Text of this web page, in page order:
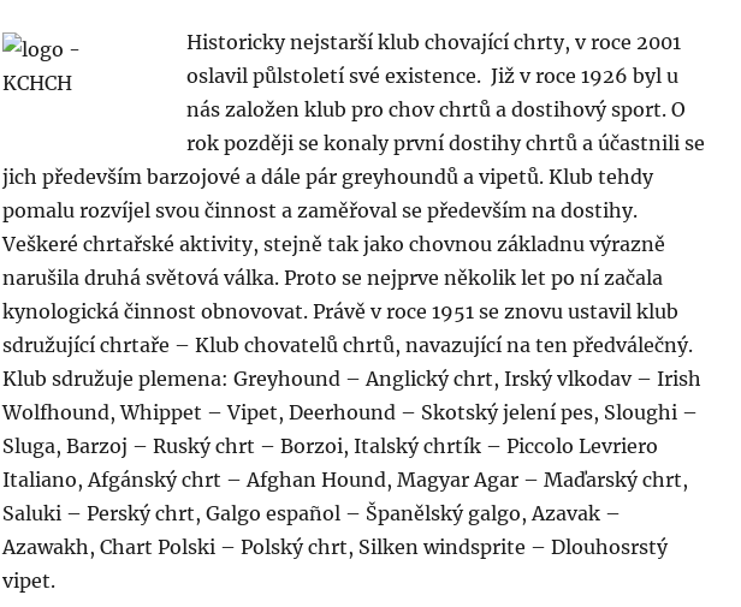
Historicky nejstarší klub chovající chrty, v roce 2001
oslavil půlstoletí své existence. Již v roce 1926 byl u
nás založen klub pro chov chrtů a dostihový sport. O
rok později se konaly první dostihy chrtů a účastnili se
jich především barzojové a dále pár greyhoundů a vipetů. Klub tehdy
pomalu rozvíjel svou činnost a zaměřoval se především na dostihy.
Veškeré chrtařské aktivity, stejně tak jako chovnou základnu výrazně
narušila druhá světová válka. Proto se nejprve několik let po ní začala
kynologická činnost obnovovat. Právě v roce 1951 se znovu ustavil klub
sdružující chrtaře – Klub chovatelů chrtů, navazující na ten předválečný.
Klub sdružuje plemena: Greyhound – Anglický chrt, Irský vlkodav – Irish
Wolfhound, Whippet – Vipet, Deerhound – Skotský jelení pes, Sloughi –
Sluga, Barzoj – Ruský chrt – Borzoi, Italský chrtík – Piccolo Levriero
Italiano, Afgánský chrt – Afghan Hound, Magyar Agar – Maďarský chrt,
Saluki – Perský chrt, Galgo español – Španělský galgo, Azavak –
Azawakh, Chart Polski – Polský chrt, Silken windsprite – Dlouhosrstý
vipet.